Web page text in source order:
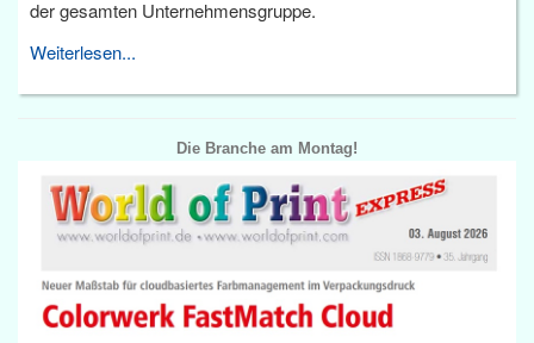
der gesamten Unternehmensgruppe.
Weiterlesen...
Die Branche am Montag!